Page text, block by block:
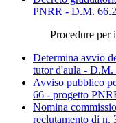
PNRR - D.M.
Procedure per
Determina avvio
tutor d'aula -
Avviso pubblico
66 - progetto
Nomina
reclutamento di n.